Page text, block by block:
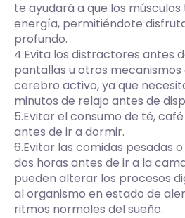
te ayudará a que los
energía, permitiéndote
profundo.
4.Evita los distractores antes
pantallas u otros
cerebro activo, ya que
minutos de relajo antes de
5.Evitar el consumo de té,
antes de ir a dormir.
6.Evitar las comidas pesadas
dos horas antes de ir a la
pueden alterar los procesos
al organismo en estado de
ritmos normales del sueño.